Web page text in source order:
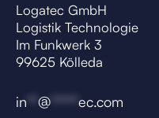
Logatec GmbH
Logistik Technologie
Im Funkwerk 3
99625 Kölleda
in @ ec.com